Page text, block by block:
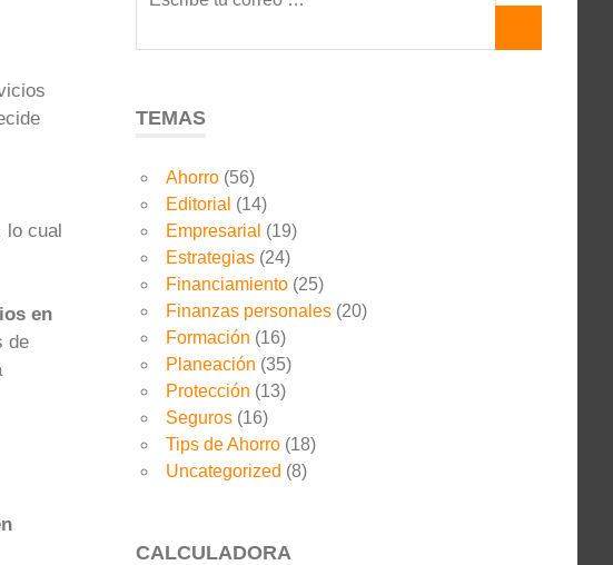
lo cual
en
de
TEMAS
Ahorro (56)
Editorial (14)
Empresarial (19)
Estrategias (24)
Financiamiento (25)
Finanzas personales (20)
Formación (16)
Planeación (35)
Protección (13)
Seguros (16)
Tips de Ahorro (18)
Uncategorized (8)
CALCULADORA